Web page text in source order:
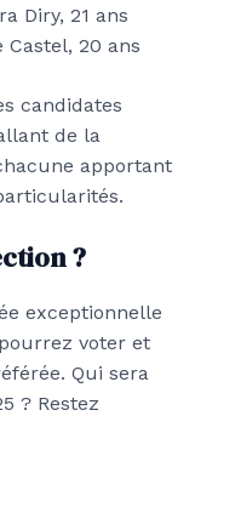
Diry, 21 ans
Castel, 20 ans
candidates
de la
apportant
?
exceptionnelle
voter et
Qui sera
? Restez